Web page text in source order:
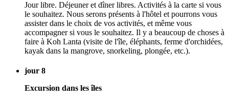
Jour libre. Déjeuner et dîner libres. Activités à la carte si vous
le souhaitez. Nous serons présents à l'hôtel et pourrons vous
assister dans le choix de vos activités, et même vous
accompagner si vous le souhaitez. Il y a beaucoup de choses à
faire à Koh Lanta (visite de l'île, éléphants, ferme d'orchidées,
kayak dans la mangrove, snorkeling, plongée, etc.).
jour 8
Excursion dans les îles